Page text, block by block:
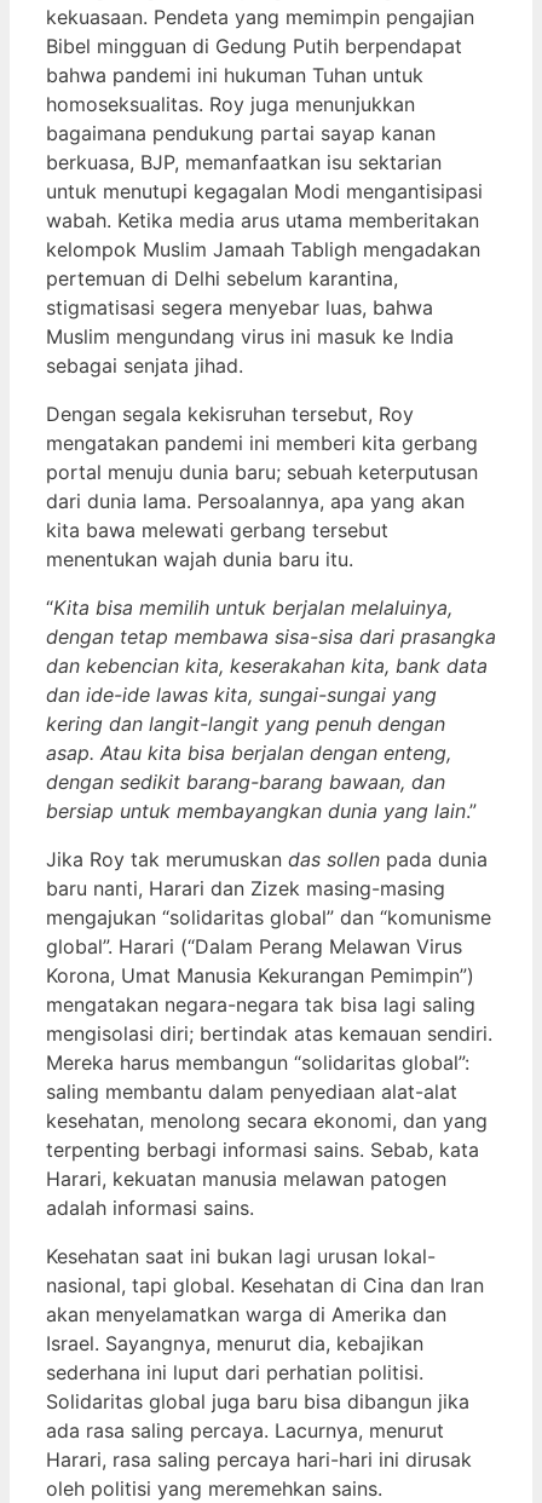
kekuasaan. Pendeta yang memimpin pengajian
Bibel mingguan di Gedung Putih berpendapat
bahwa pandemi ini hukuman Tuhan untuk
homoseksualitas. Roy juga menunjukkan
bagaimana pendukung partai sayap kanan
berkuasa, BJP, memanfaatkan isu sektarian
untuk menutupi kegagalan Modi mengantisipasi
wabah. Ketika media arus utama memberitakan
kelompok Muslim Jamaah Tabligh mengadakan
pertemuan di Delhi sebelum karantina,
stigmatisasi segera menyebar luas, bahwa
Muslim mengundang virus ini masuk ke India
sebagai senjata jihad.
Dengan segala kekisruhan tersebut, Roy
mengatakan pandemi ini memberi kita gerbang
portal menuju dunia baru; sebuah keterputusan
dari dunia lama. Persoalannya, apa yang akan
kita bawa melewati gerbang tersebut
menentukan wajah dunia baru itu.
“Kita bisa memilih untuk berjalan melaluinya,
dengan tetap membawa sisa-sisa dari prasangka
dan kebencian kita, keserakahan kita, bank data
dan ide-ide lawas kita, sungai-sungai yang
kering dan langit-langit yang penuh dengan
asap. Atau kita bisa berjalan dengan enteng,
dengan sedikit barang-barang bawaan, dan
bersiap untuk membayangkan dunia yang lain.”
Jika Roy tak merumuskan das sollen pada dunia
baru nanti, Harari dan Zizek masing-masing
mengajukan “solidaritas global” dan “komunisme
global”. Harari (“Dalam Perang Melawan Virus
Korona, Umat Manusia Kekurangan Pemimpin”)
mengatakan negara-negara tak bisa lagi saling
mengisolasi diri; bertindak atas kemauan sendiri.
Mereka harus membangun “solidaritas global”:
saling membantu dalam penyediaan alat-alat
kesehatan, menolong secara ekonomi, dan yang
terpenting berbagi informasi sains. Sebab, kata
Harari, kekuatan manusia melawan patogen
adalah informasi sains.
Kesehatan saat ini bukan lagi urusan lokal-
nasional, tapi global. Kesehatan di Cina dan Iran
akan menyelamatkan warga di Amerika dan
Israel. Sayangnya, menurut dia, kebajikan
sederhana ini luput dari perhatian politisi.
Solidaritas global juga baru bisa dibangun jika
ada rasa saling percaya. Lacurnya, menurut
Harari, rasa saling percaya hari-hari ini dirusak
oleh politisi yang meremehkan sains.